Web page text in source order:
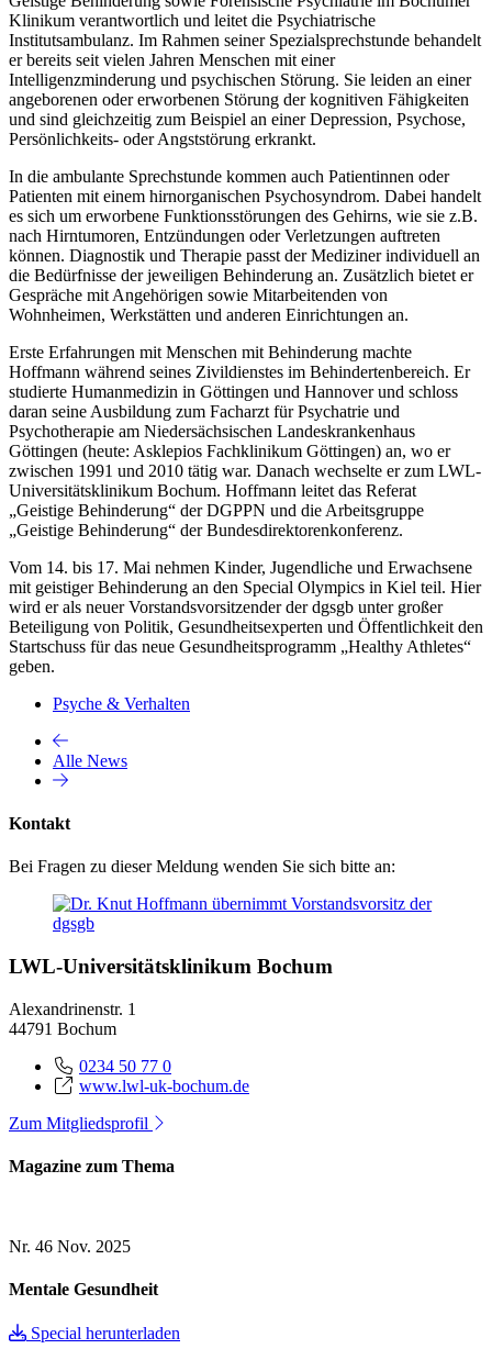
Klinikum verantwortlich und leitet die Psychiatrische
Institutsambulanz. Im Rahmen seiner Spezialsprechstunde behandelt
er bereits seit vielen Jahren Menschen mit einer
Intelligenzminderung und psychischen Störung. Sie leiden an einer
angeborenen oder erworbenen Störung der kognitiven Fähigkeiten
und sind gleichzeitig zum Beispiel an einer Depression, Psychose,
Persönlichkeits- oder Angststörung erkrankt.
In die ambulante Sprechstunde kommen auch Patientinnen oder
Patienten mit einem hirnorganischen Psychosyndrom. Dabei handelt
es sich um erworbene Funktionsstörungen des Gehirns, wie sie z.B.
nach Hirntumoren, Entzündungen oder Verletzungen auftreten
können. Diagnostik und Therapie passt der Mediziner individuell an
die Bedürfnisse der jeweiligen Behinderung an. Zusätzlich bietet er
Gespräche mit Angehörigen sowie Mitarbeitenden von
Wohnheimen, Werkstätten und anderen Einrichtungen an.
Erste Erfahrungen mit Menschen mit Behinderung machte
Hoffmann während seines Zivildienstes im Behindertenbereich. Er
studierte Humanmedizin in Göttingen und Hannover und schloss
daran seine Ausbildung zum Facharzt für Psychatrie und
Psychotherapie am Niedersächsischen Landeskrankenhaus
Göttingen (heute: Asklepios Fachklinikum Göttingen) an, wo er
zwischen 1991 und 2010 tätig war. Danach wechselte er zum LWL-
Universitätsklinikum Bochum. Hoffmann leitet das Referat
„Geistige Behinderung“ der DGPPN und die Arbeitsgruppe
„Geistige Behinderung“ der Bundesdirektorenkonferenz.
Vom 14. bis 17. Mai nehmen Kinder, Jugendliche und Erwachsene
mit geistiger Behinderung an den Special Olympics in Kiel teil. Hier
wird er als neuer Vorstandsvorsitzender der dgsgb unter großer
Beteiligung von Politik, Gesundheitsexperten und Öffentlichkeit den
Startschuss für das neue Gesundheitsprogramm „Healthy Athletes“
geben.
Psyche & Verhalten
Alle News
Kontakt
Bei Fragen zu dieser Meldung wenden Sie sich bitte an:
LWL-Universitätsklinikum Bochum
Alexandrinenstr. 1
44791 Bochum
0234 50 77 0
www.lwl-uk-bochum.de
Zum Mitgliedsprofil
Magazine zum Thema
Nr. 46 Nov. 2025
Mentale Gesundheit
Special herunterladen